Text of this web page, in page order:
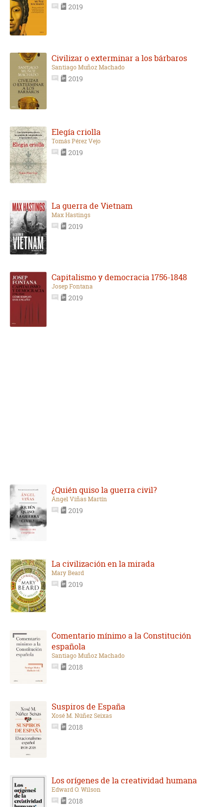
2019
Civilizar o exterminar a los bárbaros
Santiago Muñoz Machado
2019
Elegía criolla
Tomás Pérez Vejo
2019
La guerra de Vietnam
Max Hastings
2019
Capitalismo y democracia 1756-1848
Josep Fontana
2019
¿Quién quiso la guerra civil?
Ángel Viñas Martín
2019
La civilización en la mirada
Mary Beard
2019
Comentario mínimo a la Constitución
española
Santiago Muñoz Machado
2018
Suspiros de España
Xosé M. Núñez Seixas
2018
Los orígenes de la creatividad humana
Edward O. Wilson
2018